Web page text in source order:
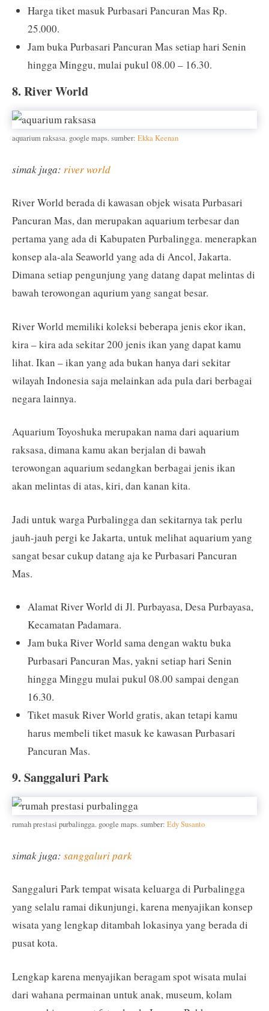
Harga tiket masuk Purbasari Pancuran Mas Rp.
25.000.
Jam buka Purbasari Pancuran Mas setiap hari Senin
hingga Minggu, mulai pukul 08.00 – 16.30.
8. River World
aquarium raksasa. google maps. sumber: Ekka Keenan
simak juga: river world
River World berada di kawasan objek wisata Purbasari
Pancuran Mas, dan merupakan aquarium terbesar dan
pertama yang ada di Kabupaten Purbalingga. menerapkan
konsep ala-ala Seaworld yang ada di Ancol, Jakarta.
Dimana setiap pengunjung yang datang dapat melintas di
bawah terowongan aqurium yang sangat besar.
River World memiliki koleksi beberapa jenis ekor ikan,
kira – kira ada sekitar 200 jenis ikan yang dapat kamu
lihat. Ikan – ikan yang ada bukan hanya dari sekitar
wilayah Indonesia saja melainkan ada pula dari berbagai
negara lainnya.
Aquarium Toyoshuka merupakan nama dari aquarium
raksasa, dimana kamu akan berjalan di bawah
terowongan aquarium sedangkan berbagai jenis ikan
akan melintas di atas, kiri, dan kanan kita.
Jadi untuk warga Purbalingga dan sekitarnya tak perlu
jauh-jauh pergi ke Jakarta, untuk melihat aquarium yang
sangat besar cukup datang aja ke Purbasari Pancuran
Mas.
Alamat River World di Jl. Purbayasa, Desa Purbayasa,
Kecamatan Padamara.
Jam buka River World sama dengan waktu buka
Purbasari Pancuran Mas, yakni setiap hari Senin
hingga Minggu mulai pukul 08.00 sampai dengan
16.30.
Tiket masuk River World gratis, akan tetapi kamu
harus membeli tiket masuk ke kawasan Purbasari
Pancuran Mas.
9. Sanggaluri Park
rumah prestasi purbalingga. google maps. sumber: Edy Susanto
simak juga: sanggaluri park
Sanggaluri Park tempat wisata keluarga di Purbalingga
yang selalu ramai dikunjungi, karena menyajikan konsep
wisata yang lengkap ditambah lokasinya yang berada di
pusat kota.
Lengkap karena menyajikan beragam spot wisata mulai
dari wahana permainan untuk anak, museum, kolam